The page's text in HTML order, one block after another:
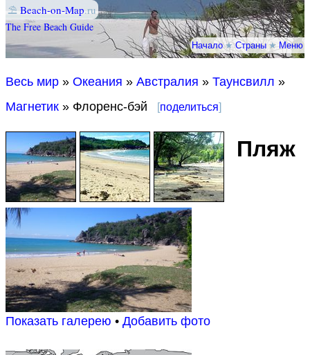
⛱ Beach-on-Map.ru
The Free Beach Guide
Начало★Страны★Меню
Весь мир » Океания » Австралия » Таунсвилл »
Магнетик » Флоренс-бэй [поделиться]
Показать галерею • Добавить фото
Пляж